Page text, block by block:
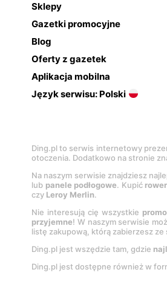
Sklepy
Gazetki promocyjne
Blog
Oferty z gazetek
Aplikacja mobilna
Język serwisu: Polski
Ding.pl to serwis internetowy
otoczenia. Dodatkowo na stronie
Na naszym serwisie znajdziesz
lub panele podłogowe. Kupić rower
czy Leroy Merlin.
Nie interesują cię wszystkie
przyjemne! W naszym serwisie
listę zakupową, którą zabierzesz ze
Ding.pl jest wszędzie tam, gdzie
Ding.pl jest dostępne również w